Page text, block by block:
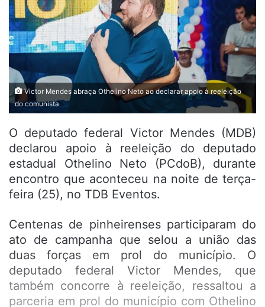
Victor Mendes abraça Othelino Neto ao declarar apoio à reeleição
do comunista
O deputado federal Victor Mendes (MDB)
declarou apoio à reeleição do deputado
estadual Othelino Neto (PCdoB), durante
encontro que aconteceu na noite de terça-
feira (25), no TDB Eventos.
Centenas de pinheirenses participaram do
ato de campanha que selou a união das
duas forças em prol do município. O
deputado federal Victor Mendes, que
também concorre à reeleição, ressaltou a
parceria em prol do município com Othelino